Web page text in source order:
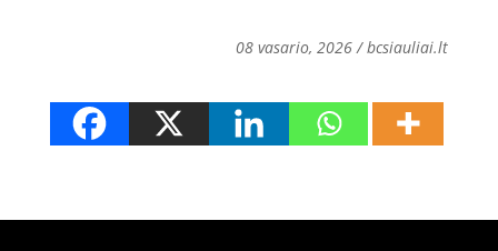
08 vasario, 2026 / bcsiauliai.lt